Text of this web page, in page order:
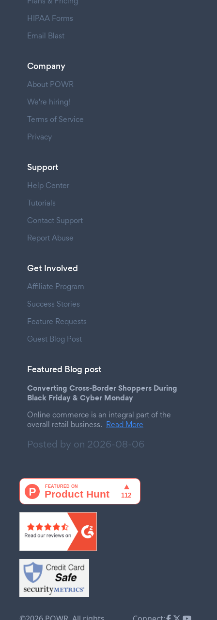
HIPAA Forms
Email Blast
Company
About POWR
We're hiring!
Terms of Service
Privacy
Support
Help Center
Tutorials
Contact Support
Report Abuse
Get Involved
Affiliate Program
Success Stories
Feature Requests
Guest Blog Post
Featured Blog post
Converting Cross-Border Shoppers During
Black Friday & Cyber Monday
Online commerce is an integral part of the
overall retail business. Read More
Posted by on 2026-08-06